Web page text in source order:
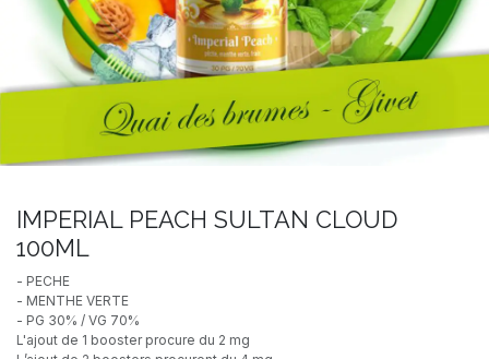
IMPERIAL PEACH SULTAN CLOUD
100ML
- PECHE
- MENTHE VERTE
- PG 30% / VG 70%
L'ajout de 1 booster procure du 2 mg